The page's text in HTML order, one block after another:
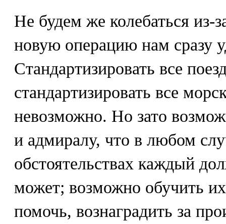
Не будем же колебаться из-
новую операцию нам сразу
Стандартизировать все
стандартизировать все
невозможно. Но зато
и адмиралу, что в любом
обстоятельствах каждый
может; возможно обучить
помочь, вознаградить за